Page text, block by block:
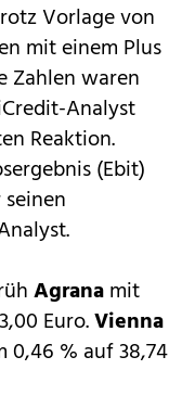
Vorlage von
mit einem Plus
Zahlen waren
Analyst
Reaktion.
(Ebit)
Agranamit
Euro.Vienna
0,46 % auf 38,74